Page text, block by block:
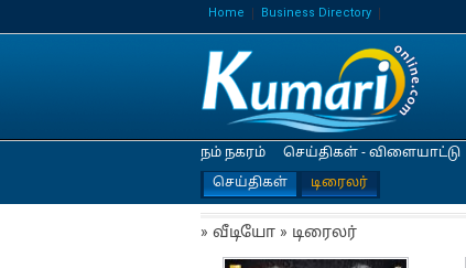
Home Business Directory
நம் நகரம் செய்திகள் - விளையாட்டு
செய்திகள்
டிரைலர்
» வீடியோ » டிரைலர்